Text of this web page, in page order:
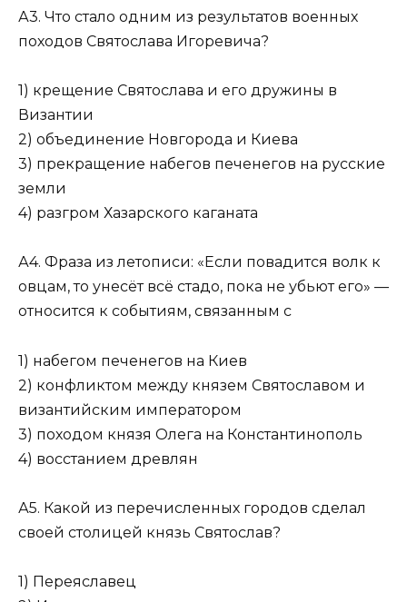
А3. Что стало одним из результатов военных
походов Святослава Игоревича?
1) крещение Святослава и его дружины в
Византии
2) объединение Новгорода и Киева
3) прекращение набегов печенегов на русские
земли
4) разгром Хазарского каганата
А4. Фраза из летописи: «Если повадится волк к
овцам, то унесёт всё стадо, пока не убьют его» —
относится к событиям, связанным с
1) набегом печенегов на Киев
2) конфликтом между князем Святославом и
византийским импе­ратором
3) походом князя Олега на Константинополь
4) восстанием древлян
А5. Какой из перечисленных городов сделал
своей столицей князь Святослав?
1) Переяславец